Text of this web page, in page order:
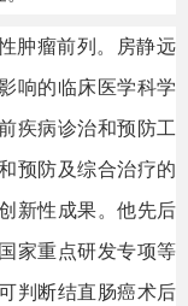
肿瘤前列。房静远
响的临床医学科学
疾病诊治和预防工
预防及综合治疗的
新性成果。他先后
家重点研发专项等
判断结直肠癌术后